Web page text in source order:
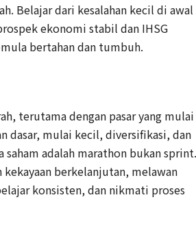
Belajar dari kesalahan kecil di awal
ekonomi stabil dan IHSG
bertahan dan tumbuh.
terutama dengan pasar yang mulai
dasar, mulai kecil, diversifikasi, dan
saham adalah marathon bukan sprint.
berkelanjutan, melawan
konsisten, dan nikmati proses